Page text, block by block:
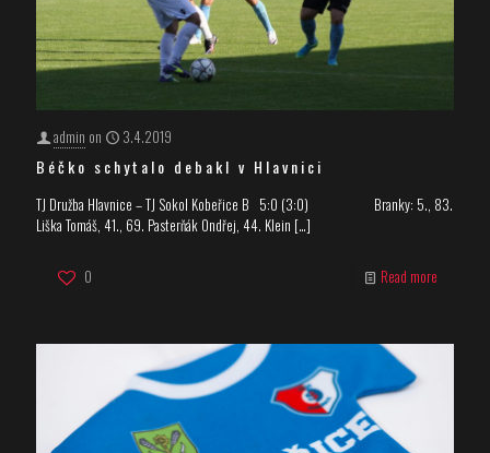
admin on 3.4.2019
Béčko schytalo debakl v Hlavnici
TJ Družba Hlavnice – TJ Sokol Kobeřice B 5:0 (3:0) Branky: 5., 83.
Liška Tomáš, 41., 69. Pasterňák Ondřej, 44. Klein […]
0 Read more